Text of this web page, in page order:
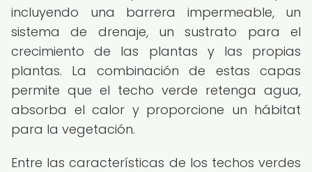
incluyendo una barrera impermeable, un
sistema de drenaje, un sustrato para el
crecimiento de las plantas y las propias
plantas. La combinación de estas capas
permite que el techo verde retenga agua,
absorba el calor y proporcione un hábitat
para la vegetación.
Entre las características de los techos verdes